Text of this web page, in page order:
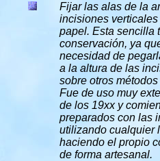
Fijar las alas de la
incisiones
papel. Esta sencilla
conservación, ya
necesidad de
a la altura de las
sobre otros
Fue de uso muy
de los 19xx y
preparados con las
utilizando cualquier
haciendo el propio
de forma artesanal.